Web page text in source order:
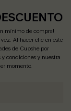
mínimo de compra!
Al hacer clic en este
de Cupshe por
y condicionesy nuestra
momento.